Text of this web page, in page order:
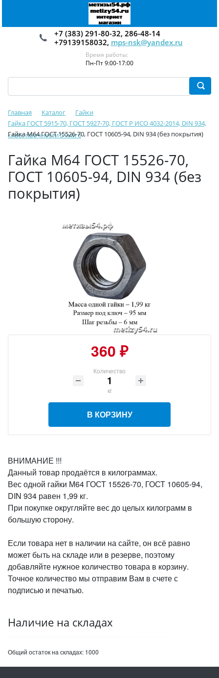
+7 (383) 291-80-32, 286-48-14
+79139158032, mps-nsk@yandex.ru
Время работы:
Пн-Пт 9:00-17:00
Главная Каталог
Гайки
Гайка ГОСТ 5915-70, ГОСТ 5927-70, ГОСТ Р ИСО 4032-2014, DIN 934,
класс прочности 5 или 6
Гайка М64 ГОСТ 15526-70, ГОСТ 10605-94, DIN 934 (без покрытия)
Гайка М64 ГОСТ 15526-70,
ГОСТ 10605-94, DIN 934 (без
покрытия)
360 ₽
Количество
кг
В КОРЗИНУ
ВНИМАНИЕ !!!
Данный товар продаётся в килограммах.
Вес одной гайки М64 ГОСТ 15526-70, ГОСТ 10605-94,
DIN 934 равен 1,99 кг.
При покупке округляйте вес до целых килограмм в
большую сторону.
Если товара нет в наличии на сайте, он всё равно
может быть на складе или в резерве, поэтому
добавляйте нужное количество товара в корзину.
Точное количество мы отправим Вам в счете с
подписью и печатью.
Наличие на складах
Общий остаток на складах: 1000